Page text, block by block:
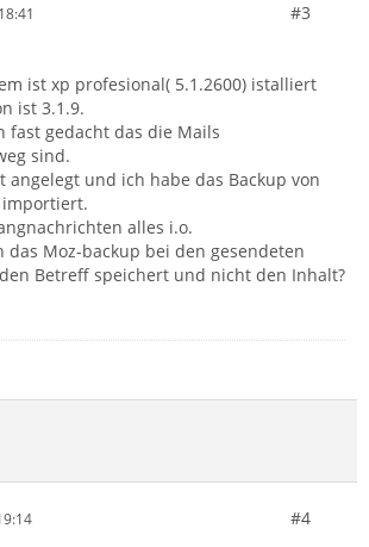
#3
ist xp profesional( 5.1.2600) istalliert
ist 3.1.9.
fast gedacht das die Mails
sind.
angelegt und ich habe das Backup von
alles i.o.
das Moz-backup bei den gesendeten
Betreff speichert und nicht den Inhalt?
#4